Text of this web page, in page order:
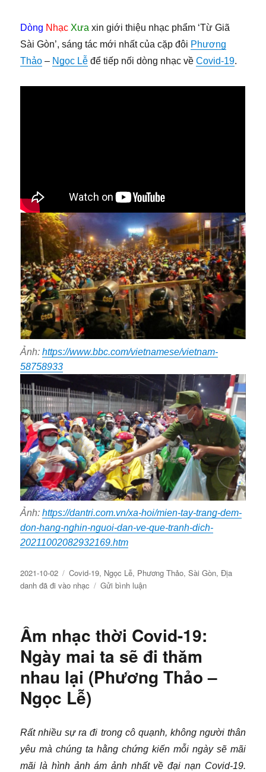
Dòng Nhạc Xưa xin giới thiệu nhạc phẩm ‘Từ Giã
Sài Gòn’, sáng tác mới nhất của cặp đôi Phương
Thảo – Ngọc Lễ để tiếp nối dòng nhạc vềCovid-19.
Ảnh:https://www.bbc.com/vietnamese/vietnam-
58758933
Ảnh:https://dantri.com.vn/xa-hoi/mien-tay-trang-dem-
don-hang-nghin-nguoi-dan-ve-que-tranh-dich-
20211002082932169.htm
Đăng
ngày
2021-10-02
Chuyên
mục
Covid-19, Ngọc Lễ, Phương Thảo,Sài Gòn,Địa
danh đã đi vào nhạc
Gửi bình luậnvề
Covid-
Từ
Giã
Sài
–
Ngọc
Lễ)
Âm nhạc thời Covid-19:
Ngày mai ta sẽ đi thăm
nhau lại (Phương Thảo –
Ngọc Lễ)
Rất nhiều sự ra đi trong cô quạnh, không người thân
yêu mà chúng ta hằng chứng kiến mỗi ngày sẽ mãi
mãi là hình ảnh ám ảnh nhất về đại nạn Covid-19.